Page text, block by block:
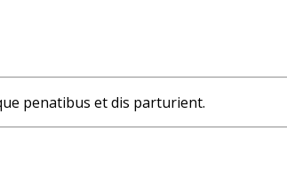
penatibus et dis parturient.